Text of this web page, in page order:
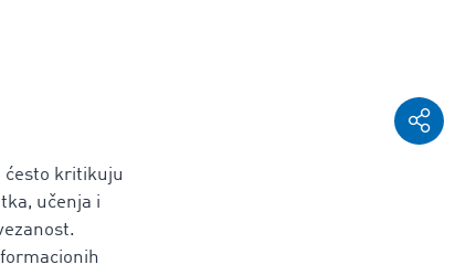
ćesto kritikuju
učenja i